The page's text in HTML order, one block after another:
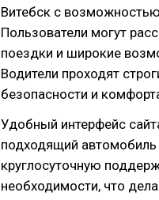
Витебск с
Пользователи могут
поездки и широкие
Водители проходят
безопасности и
Удобный интерфейс
подходящий автомобиль
круглосуточную
необходимости, что